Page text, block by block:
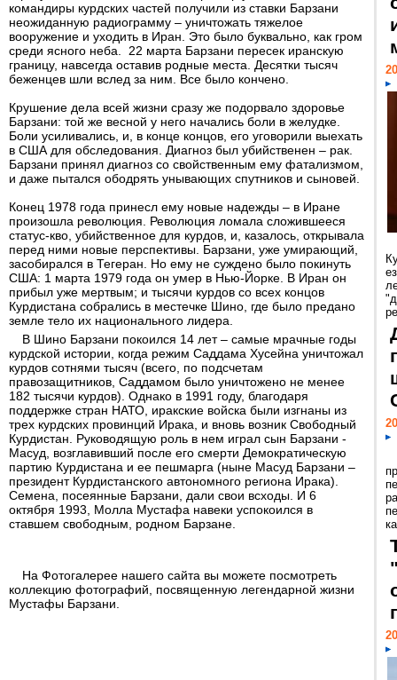
командиры курдских частей получили из ставки Барзани
неожиданную радиограмму – уничтожать тяжелое
вооружение и уходить в Иран. Это было буквально, как гром
среди ясного неба. 22 марта Барзани пересек иранскую
границу, навсегда оставив родные места. Десятки тысяч
беженцев шли вслед за ним. Все было кончено.
Крушение дела всей жизни сразу же подорвало здоровье
Барзани: той же весной у него начались боли в желудке.
Боли усиливались, и, в конце концов, его уговорили выехать
в США для обследования. Диагноз был убийственен – рак.
Барзани принял диагноз со свойственным ему фатализмом,
и даже пытался ободрять унывающих спутников и сыновей.
Конец 1978 года принесл ему новые надежды – в Иране
произошла революция. Революция ломала сложившееся
статус-кво, убийственное для курдов, и, казалось, открывала
перед ними новые перспективы. Барзани, уже умирающий,
засобирался в Тегеран. Но ему не суждено было покинуть
США: 1 марта 1979 года он умер в Нью-Йорке. В Иран он
прибыл уже мертвым; и тысячи курдов со всех концов
Курдистана собрались в местечке Шино, где было предано
земле тело их национального лидера.
В Шино Барзани покоился 14 лет – самые мрачные годы
курдской истории, когда режим Саддама Хусейна уничтожал
курдов сотнями тысяч (всего, по подсчетам
правозащитников, Саддамом было уничтожено не менее
182 тысячи курдов). Однако в 1991 году, благодаря
поддержке стран НАТО, иракские войска были изгнаны из
трех курдских провинций Ирака, и вновь возник Свободный
Курдистан. Руководящую роль в нем играл сын Барзани -
Масуд, возглавивший после его смерти Демократическую
партию Курдистана и ее пешмарга (ныне Масуд Барзани –
президент Курдистанского автономного региона Ирака).
Семена, посеянные Барзани, дали свои всходы. И 6
октября 1993, Молла Мустафа навеки успокоился в
ставшем свободным, родном Барзане.
На Фотогалерее нашего сайта вы можете посмотреть
коллекцию фотографий, посвященную легендарной жизни
Мустафы Барзани.